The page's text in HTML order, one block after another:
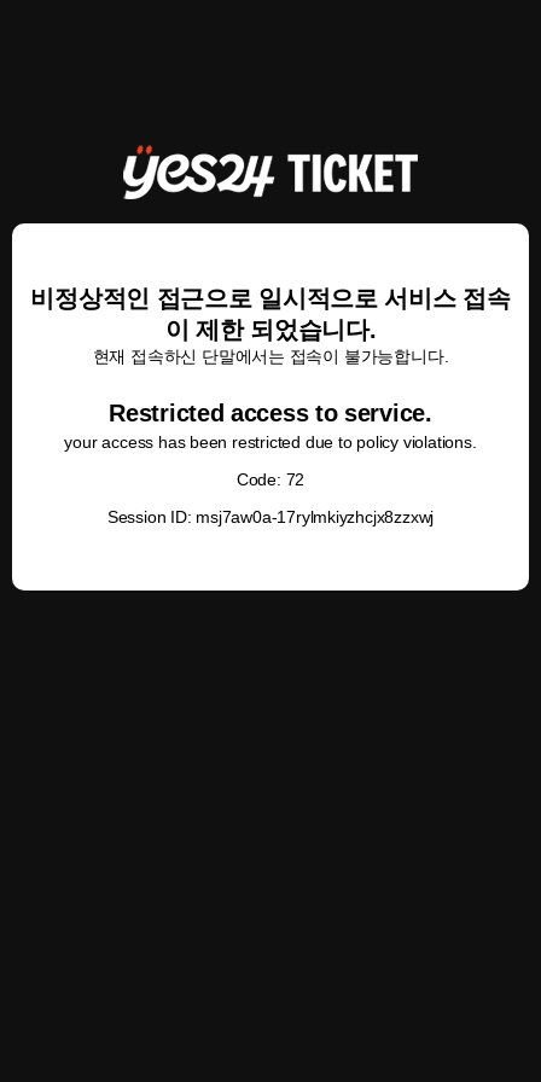
비정상적인 접근으로 일시적으로 서비스 접속
이 제한 되었습니다.
현재 접속하신 단말에서는 접속이 불가능합니다.
Restricted access to service.
your access has been restricted due to policy violations.
Code: 72
Session ID: msj7aw0a-17rylmkiyzhcjx8zzxwj